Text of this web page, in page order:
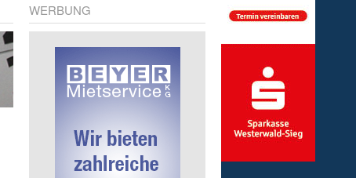
WERBUNG